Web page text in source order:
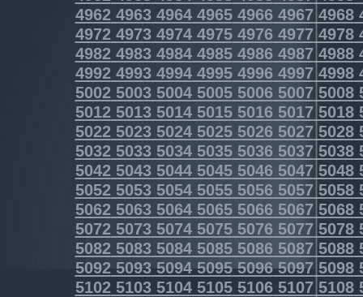
4962496349644965496649674968
4972497349744975497649774978
4982498349844985498649874988
4992499349944995499649974998
5002500350045005500650075008
5012501350145015501650175018
5022502350245025502650275028
5032503350345035503650375038
5042504350445045504650475048
5052505350545055505650575058
5062506350645065506650675068
507250735074507550765077 5078
508250835084508550865087 5088
5092509350945095509650975098
5102510351045105510651075108